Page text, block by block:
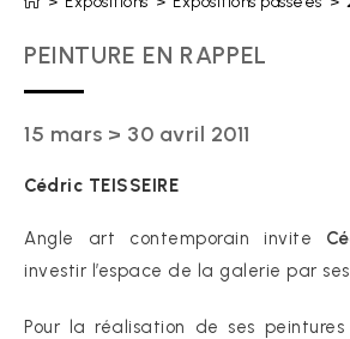
PEINTURE EN RAPPEL
15 mars > 30 avril 2011
Cédric TEISSEIRE
Angle art contemporain invite
investir l’espace de la galerie par
Pour la réalisation de ses